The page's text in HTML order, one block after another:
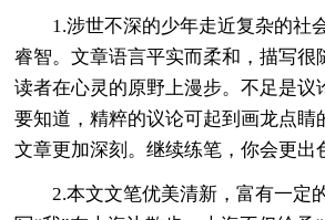
1.涉世不深的少年走近复杂的社
睿智。文章语言平实而柔和，描写很
读者在心灵的原野上漫步。不足是议
要知道，精粹的议论可起到画龙点睛
文章更加深刻。继续练笔，你会更出
2.本文文笔优美清新，富有一定